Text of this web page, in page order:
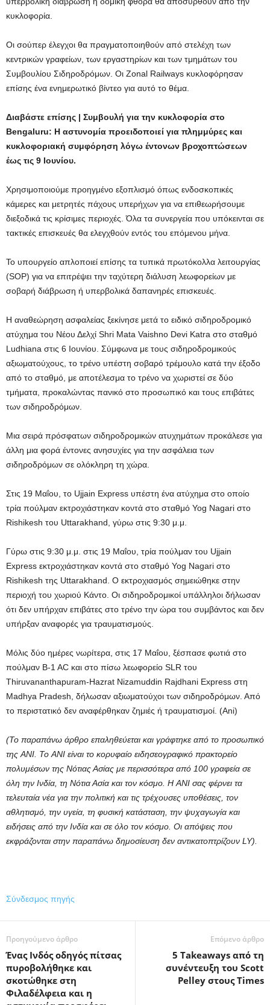
κυκλοφορία.
Οι σούπερ έλεγχοι θα πραγματοποιηθούν από στελέχη των
κεντρικών γραφείων, των εργαστηρίων και των τμημάτων του
Συμβουλίου Σιδηροδρόμων. Οι Zonal Railways κυκλοφόρησαν
επίσης ένα ενημερωτικό βίντεο για αυτό το θέμα.
Διαβάστε επίσης | Συμβουλή για την κυκλοφορία στο
Bengaluru: Η αστυνομία προειδοποιεί για πλημμύρες και
κυκλοφοριακή συμφόρηση λόγω έντονων βροχοπτώσεων
έως τις 9 Ιουνίου.
Χρησιμοποιούμε προηγμένο εξοπλισμό όπως ενδοσκοπικές
κάμερες και μετρητές πάχους υπερήχων για να επιθεωρήσουμε
διεξοδικά τις κρίσιμες περιοχές. Όλα τα συνεργεία που υπόκεινται σε
τακτικές επισκευές θα ελεγχθούν εντός του επόμενου μήνα.
Το υπουργείο απλοποιεί επίσης τα τυπικά πρωτόκολλα λειτουργίας
(SOP) για να επιτρέψει την ταχύτερη διάλυση λεωφορείων με
σοβαρή διάβρωση ή υπερβολικά δαπανηρές επισκευές.
Η αναθεώρηση ασφαλείας ξεκίνησε μετά το ειδικό σιδηροδρομικό
ατύχημα του Νέου Δελχί Shri Mata Vaishno Devi Katra στο σταθμό
Ludhiana στις 6 Ιουνίου. Σύμφωνα με τους σιδηροδρομικούς
αξιωματούχους, το τρένο υπέστη σοβαρό τρέμουλο κατά την έξοδο
από το σταθμό, με αποτέλεσμα το τρένο να χωριστεί σε δύο
τμήματα, προκαλώντας πανικό στο προσωπικό και τους επιβάτες
των σιδηροδρόμων.
Μια σειρά πρόσφατων σιδηροδρομικών ατυχημάτων προκάλεσε για
άλλη μια φορά έντονες ανησυχίες για την ασφάλεια των
σιδηροδρόμων σε ολόκληρη τη χώρα.
Στις 19 Μαΐου, το Ujjain Express υπέστη ένα ατύχημα στο οποίο
τρία πούλμαν εκτροχιάστηκαν κοντά στο σταθμό Yog Nagari στο
Rishikesh του Uttarakhand, γύρω στις 9:30 μ.μ.
Γύρω στις 9:30 μ.μ. στις 19 Μαΐου, τρία πούλμαν του Ujjain
Express εκτροχιάστηκαν κοντά στο σταθμό Yog Nagari στο
Rishikesh της Uttarakhand. Ο εκτροχιασμός σημειώθηκε στην
περιοχή του χωριού Κάντο. Οι σιδηροδρομικοί υπάλληλοι δήλωσαν
ότι δεν υπήρχαν επιβάτες στο τρένο την ώρα του συμβάντος και δεν
υπήρξαν αναφορές για τραυματισμούς.
Μόλις δύο ημέρες νωρίτερα, στις 17 Μαΐου, ξέσπασε φωτιά στο
πούλμαν B-1 AC και στο πίσω λεωφορείο SLR του
Thiruvananthapuram-Hazrat Nizamuddin Rajdhani Express στη
Madhya Pradesh, δήλωσαν αξιωματούχοι των σιδηροδρόμων. Από
το περιστατικό δεν αναφέρθηκαν ζημιές ή τραυματισμοί. (Ani)
(Το παραπάνω άρθρο επαληθεύεται και γράφτηκε από το προσωπικό
της ANI. Το ANI είναι το κορυφαίο ειδησεογραφικό πρακτορείο
πολυμέσων της Νότιας Ασίας με περισσότερα από 100 γραφεία σε
όλη την Ινδία, τη Νότια Ασία και τον κόσμο. Η ANI σας φέρνει τα
τελευταία νέα για την πολιτική και τις τρέχουσες υποθέσεις, τον
αθλητισμό, την υγεία, τη φυσική κατάσταση, την ψυχαγωγία και
ειδήσεις από την Ινδία και σε όλο τον κόσμο. Οι απόψεις που
εκφράζονται στην παραπάνω δημοσίευση δεν αντικατοπτρίζουν LY).
Σύνδεσμος πηγής
Προηγούμενο άρθρο
Ένας Ινδός οδηγός πίτσας
πυροβολήθηκε και
σκοτώθηκε στη
Φιλαδέλφεια και η
Επόμενο άρθρο
5 Takeaways από τη
συνέντευξη του Scott
Pelley στους Times